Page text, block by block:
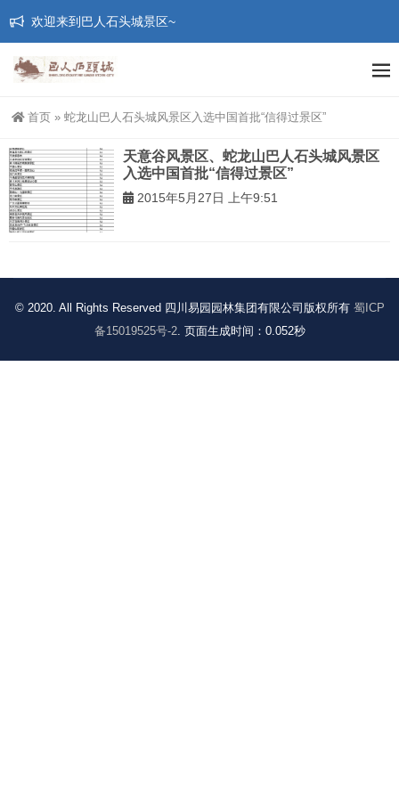
欢迎来到巴人石头城景区~
首页 » 蛇龙山巴人石头城风景区入选中国首批“信得过景区”
天意谷风景区、蛇龙山巴人石头城风景区
入选中国首批“信得过景区”
2015年5月27日 上午9:51
© 2020. All Rights Reserved 四川易园园林集团有限公司版权所有 蜀ICP
备15019525号-2. 页面生成时间：0.052秒